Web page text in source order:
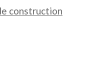
construction